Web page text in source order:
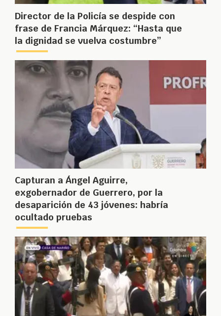
Director de la Policía se despide con
frase de Francia Márquez: “Hasta que
la dignidad se vuelva costumbre”
Capturan a Ángel Aguirre,
exgobernador de Guerrero, por la
desaparición de 43 jóvenes: habría
ocultado pruebas